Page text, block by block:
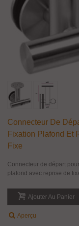
Connecteur De
Fixation Plafond Et
Fixe
Connecteur de départ
plafond avec reprise de
Ajouter Au Panier
Aperçu